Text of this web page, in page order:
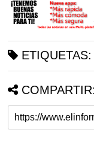
ETIQUETAS:
COMPARTIR: